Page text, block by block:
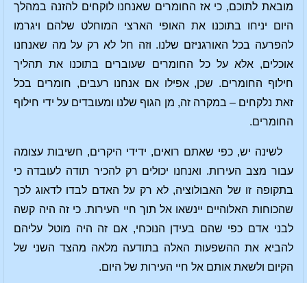
מובאת לתוכם, כי אז החומרים שאנחנו לוקחים להזנה במהלך
היום יניחו בתוכנו את האופי הארצי המוחלט שלהם ויגרמו
להפרעה בכל האורגניזם שלנו. וזה חל לא רק על מה שאנחנו
אוכלים, אלא על כל החומרים שעוברים בתוכנו את תהליך
חילוף החומרים. שכן, אפילו אם אנחנו רעבים, חומרים בכל
זאת נלקחים – במקרה זה, מן הגוף שלנו ומעובדים על ידי חילוף
החומרים.
לשינה יש, כפי שאתם רואים, ידידי היקרים, חשיבות עצומה
עבור מצב העירות. ואנחנו יכולים רק להכיר תודה לעובדה כי
בתקופה זו של האבולוציה, לא רק על האדם לבדו לדאוג לכך
שהכוחות האלוהיים יינשאו אל תוך חיי העירות. כי זה היה קשה
לבני אדם כפי שהם בעידן הנוכחי, אם זה היה מוטל עליהם
להביא את ההשפעות האלה בתודעה מלאה מהצד השני של
הקיום ולשאת אותם אל חיי העירות של היום.